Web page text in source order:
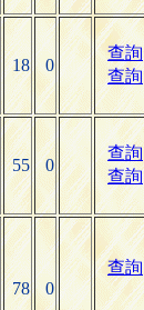
18 0
查詢
查詢
55 0
查詢
查詢
78 0
查詢